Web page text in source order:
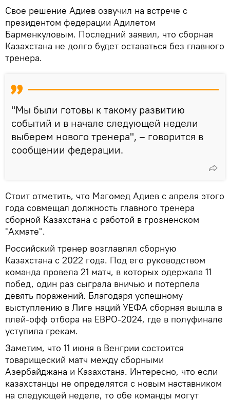
Свое решение Адиев озвучил на встрече с
президентом федерации Адилетом
Барменкуловым. Последний заявил, что сборная
Казахстана не долго будет оставаться без главного
тренера.
"Мы были готовы к такому развитию
событий и в начале следующей недели
выберем нового тренера", – говорится в
сообщении федерации.
Стоит отметить, что Магомед Адиев с апреля этого
года совмещал должность главного тренера
сборной Казахстана с работой в грозненском
"Ахмате".
Российский тренер возглавлял сборную
Казахстана с 2022 года. Под его руководством
команда провела 21 матч, в которых одержала 11
побед, один раз сыграла вничью и потерпела
девять поражений. Благодаря успешному
выступлению в Лиге наций УЕФА сборная вышла в
плей-офф отбора на ЕВРО-2024, где в полуфинале
уступила грекам.
Заметим, что 11 июня в Венгрии состоится
товарищеский матч между сборными
Азербайджана и Казахстана. Интересно, что если
казахстанцы не определятся с новым наставником
на следующей неделе, то обе команды могут